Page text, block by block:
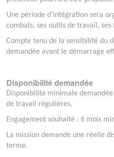
Une période d’intégration sera
combats, ses outils de travail,
Compte tenu de la sensibilité du
demandée avant le démarrage
Disponibilité demandée
Disponibilité minimale
de travail régulières.
Engagement souhaité : 6 mois
La mission demande une réelle
terme.